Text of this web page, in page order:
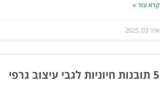
קרא עוד »
אפר 03, 2025
5 תובנות חיוניות לגבי עיצוב גרפי